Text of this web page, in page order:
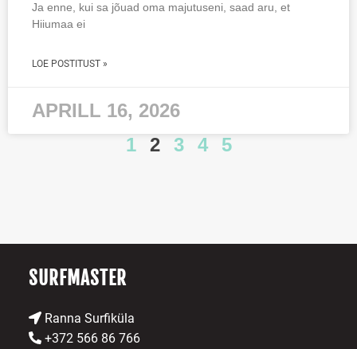
Ja enne, kui sa jõuad oma majutuseni, saad aru, et
Hiiumaa ei
LOE POSTITUST »
APRILL 16, 2026
1
2 3 4 5
SURFMASTER
Ranna Surfiküla
+372 566 86 766